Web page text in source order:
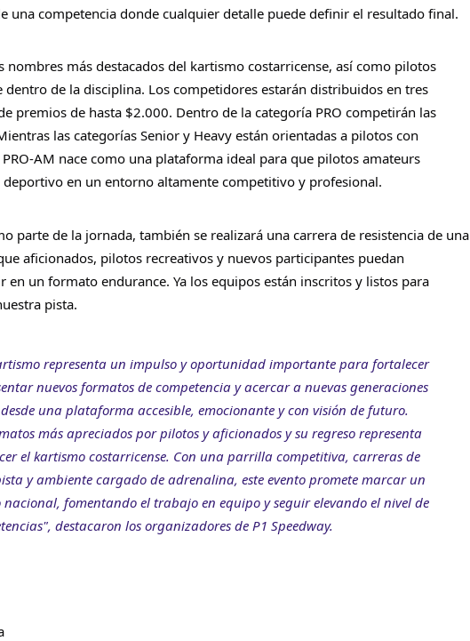
una competencia donde cualquier detalle puede definir el resultado final.
nombres más destacados del kartismo costarricense, así como pilotos
dentro de la disciplina. Los competidores estarán distribuidos en tres
premios de hasta $2.000. Dentro de la categoría PRO competirán las
las categorías Senior y Heavy están orientadas a pilotos con
AM nace como una plataforma ideal para que pilotos amateurs
en un entorno altamente competitivo y profesional.
parte de la jornada, también se realizará una carrera de resistencia de una
aficionados, pilotos recreativos y nuevos participantes puedan
en un formato endurance. Ya los equipos están inscritos y listos para
pista.
representa un impulso y oportunidad importante para fortalecer
nuevos formatos de competencia y acercar a nuevas generaciones
una plataforma accesible, emocionante y con visión de futuro.
más apreciados por pilotos y aficionados y su regreso representa
el kartismo costarricense. Con una parrilla competitiva, carreras de
y ambiente cargado de adrenalina, este evento promete marcar un
fomentando el trabajo en equipo y seguir elevando el nivel de
destacaron los organizadores de P1 Speedway.